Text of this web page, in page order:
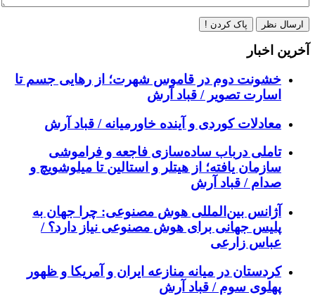
ارسال نظر پاک کردن !
آخرین اخبار
خشونت دوم در قاموس شهرت؛ از رهایی جسم تا
اسارت تصویر / قباد آرش
معادلات کوردی و آینده خاورمیانه / قباد آرش
تاملی درباب سادەسازی فاجعە و فراموشی
سازمان یافتە؛ از هیتلر و استالین تا میلوشویچ و
صدام / قباد آرش
آژانس بین‌المللی هوش مصنوعی: چرا جهان به
پلیس جهانی برای هوش مصنوعی نیاز دارد؟ /
عباس زارعی
کردستان در میانه منازعە ایران و آمریکا و ظهور
پهلوی سوم / قباد آرش